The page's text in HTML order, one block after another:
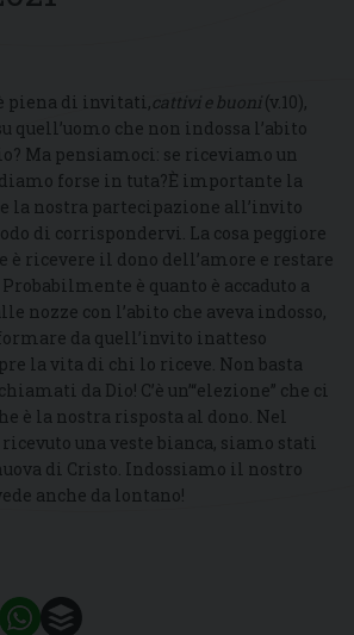
piena di invitati,cattivi e buoni (v.10),
quell’uomo che non indossa l’abito
Ma pensiamoci: se riceviamo un
forse in tuta?È importante la
la nostra partecipazione all’invito
di corrispondervi. La cosa peggiore
è ricevere il dono dell’amore e restare
è quanto è accaduto a
nozze con l’abito che aveva indosso,
da quell’invito inatteso
la vita di chi lo riceve. Non basta
da Dio! C’è un’“elezione” che ci
è la nostra risposta al dono. Nel
una veste bianca, siamo stati
di Cristo. Indossiamo il nostro
anche da lontano!